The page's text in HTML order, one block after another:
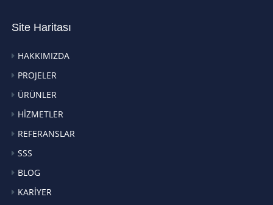
Site Haritası
HAKKIMIZDA
PROJELER
ÜRÜNLER
HİZMETLER
REFERANSLAR
SSS
BLOG
KARİYER